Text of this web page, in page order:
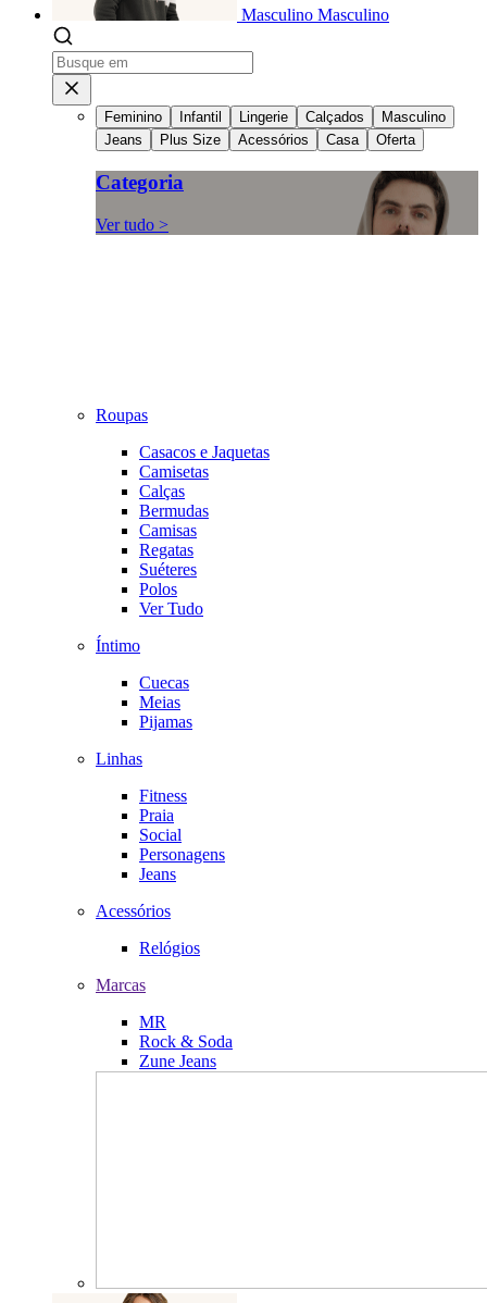
Masculino Masculino
Feminino Infantil Lingerie Calçados
Masculino
Jeans
Plus Size Acessórios Casa Oferta
Categoria
Ver tudo >
Roupas
Casacos e Jaquetas
Camisetas
Calças
Bermudas
Camisas
Regatas
Suéteres
Polos
Ver Tudo
Íntimo
Cuecas
Meias
Pijamas
Linhas
Fitness
Praia
Social
Personagens
Jeans
Acessórios
Relógios
Marcas
MR
Rock & Soda
Zune Jeans